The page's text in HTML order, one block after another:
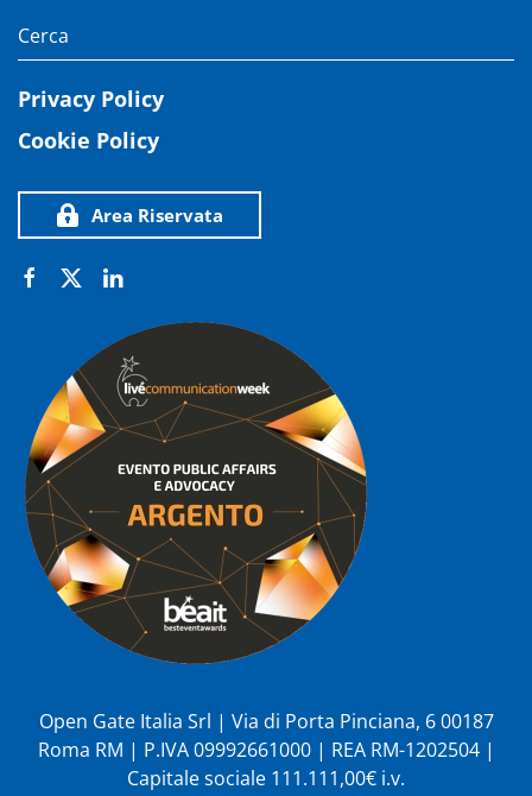
Privacy Policy
Cookie Policy
Area Riservata
Open Gate Italia Srl | Via di Porta Pinciana, 6 00187
Roma RM | P.IVA 09992661000 | REA RM-1202504 |
Capitale sociale 111.111,00€ i.v.